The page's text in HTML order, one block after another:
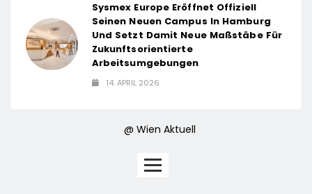
Sysmex Europe Eröffnet Offiziell
Seinen Neuen Campus In Hamburg
Und Setzt Damit Neue Maßstäbe Für
Zukunftsorientierte
Arbeitsumgebungen
14. APRIL 2026
@ Wien Aktuell